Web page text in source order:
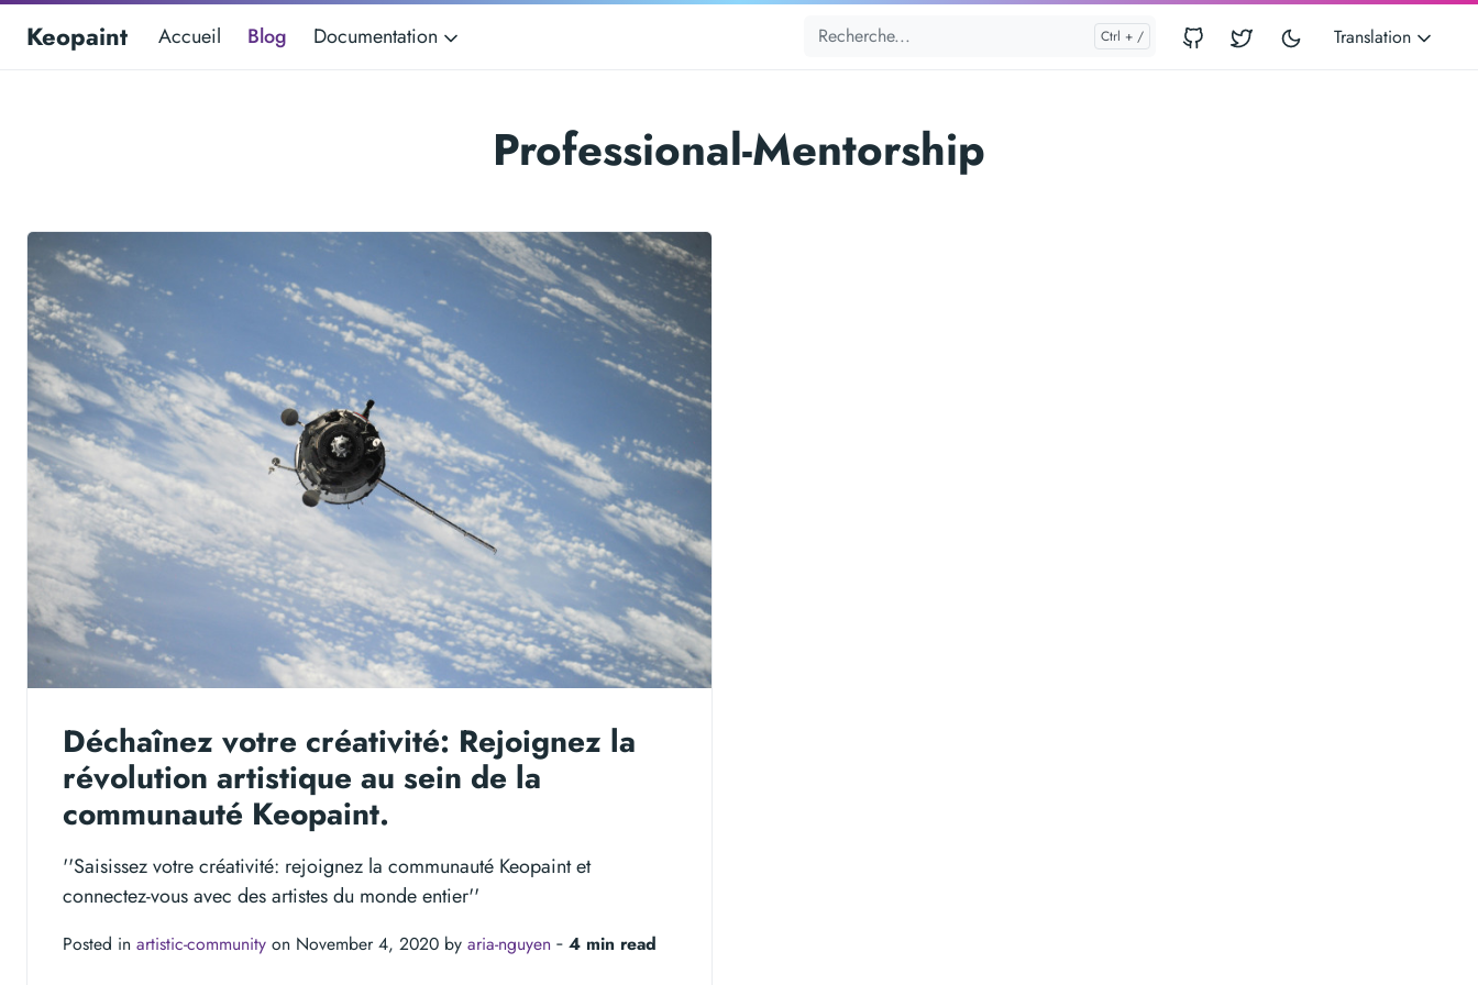
Keopaint Accueil Blog Documentation Translation
Professional-Mentorship
Déchaînez votre créativité: Rejoignez la
révolution artistique au sein de la
communauté Keopaint.
''Saisissez votre créativité: rejoignez la communauté Keopaint et
connectez-vous avec des artistes du monde entier''
Posted in artistic-community on November 4, 2020 by aria-nguyen ‐ 4 min read